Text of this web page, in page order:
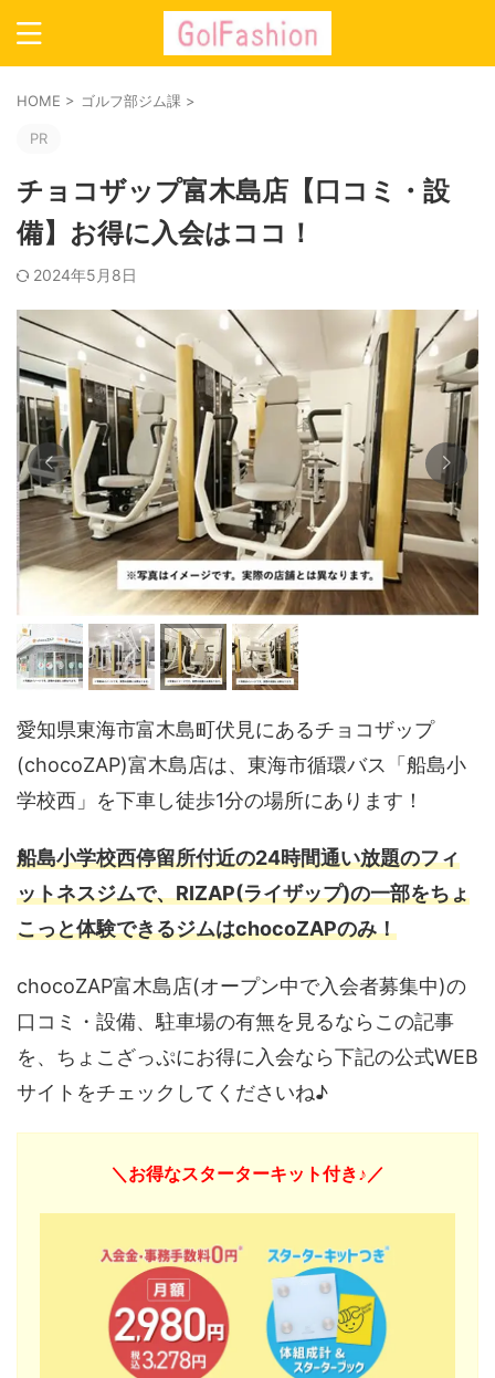
HOME > ゴルフ部ジム課 >
PR
チョコザップ富木島店【口コミ・設
備】お得に入会はココ！
2024年5月8日
愛知県東海市富木島町伏見にあるチョコザップ
(chocoZAP)富木島店は、東海市循環バス「船島小
学校西」を下車し徒歩1分の場所にあります！
船島小学校西停留所付近の24時間通い放題のフィ
ットネスジムで、RIZAP(ライザップ)の一部をちょ
こっと体験できるジムはchocoZAPのみ！
chocoZAP富木島店(オープン中で入会者募集中)の
口コミ・設備、駐車場の有無を見るならこの記事
を、ちょこざっぷにお得に入会なら下記の公式WEB
サイトをチェックしてくださいね♪
＼お得なスターターキット付き♪／